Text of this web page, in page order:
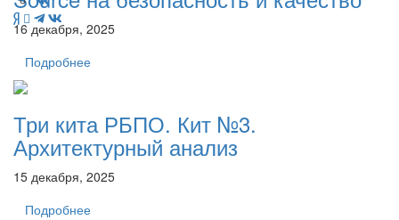
16 декабря, 2025
Подробнее
Три кита РБПО. Кит №3.
Архитектурный анализ
15 декабря, 2025
Подробнее